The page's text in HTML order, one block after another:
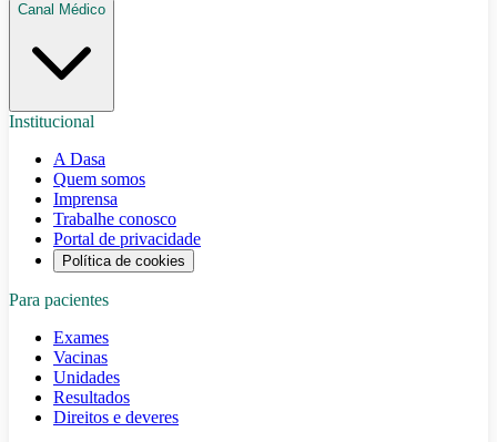
Canal Médico
Institucional
A Dasa
Quem somos
Imprensa
Trabalhe conosco
Portal de privacidade
Política de cookies
Para pacientes
Exames
Vacinas
Unidades
Resultados
Direitos e deveres